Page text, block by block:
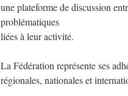
une plateforme de discussion
problématiques
liées à leur activité.
La Fédération représente ses
régionales, nationales et